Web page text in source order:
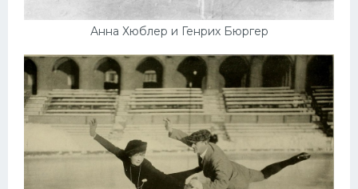
Анна Хюблер и Генрих Бюргер